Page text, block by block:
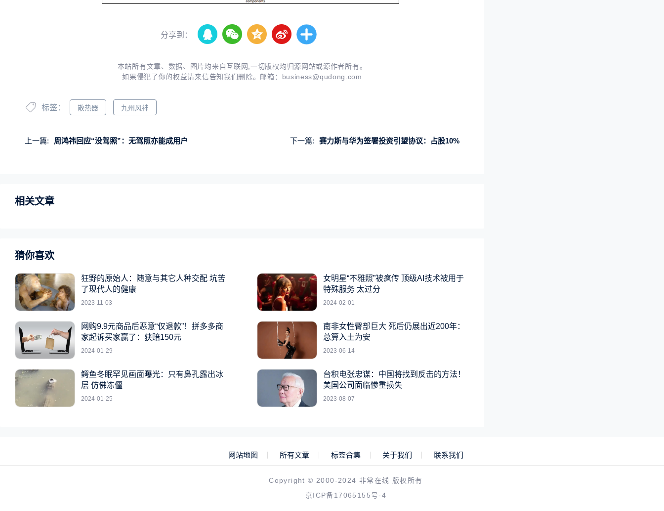
分享到：
本站所有文章、数据、图片均来自互联网,一切版权均归源网站或源作者所有。
如果侵犯了你的权益请来信告知我们删除。邮箱： business@qudong.com
标签： 散热器 九州风神
上一篇: 周鸿祎回应“没驾照”：无驾照亦能成用户 下一篇: 赛力斯与华为签署投资引望协议：占股10%
相关文章
猜你喜欢
狂野的原始人：随意与其它人种交配 坑苦
了现代人的健康
2023-11-03
女明星“不雅照”被疯传 顶级AI技术被用于
特殊服务 太过分
2024-02-01
网购9.9元商品后恶意“仅退款”！拼多多商
家起诉买家赢了：获赔150元
2024-01-29
南非女性臀部巨大 死后仍展出近200年：
总算入土为安
2023-06-14
鳄鱼冬眠罕见画面曝光：只有鼻孔露出冰
层 仿佛冻僵
2024-01-25
台积电张忠谋：中国将找到反击的方法！
美国公司面临惨重损失
2023-08-07
网站地图 所有文章 标签合集 关于我们 联系我们
Copyright © 2000-2024 非常在线 版权所有
京ICP备17065155号-4